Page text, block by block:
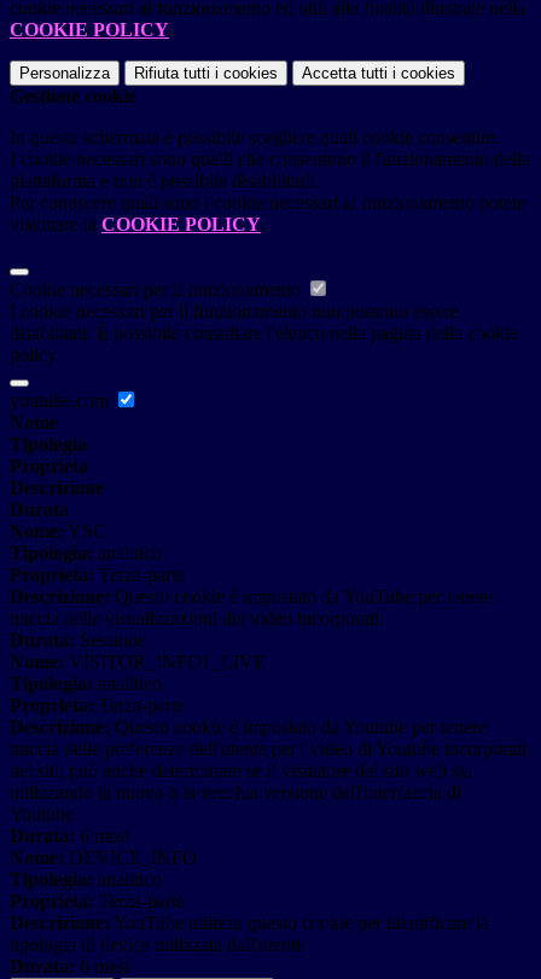
cookie necessari al funzionamento ed utili alle finalità illustrate nella
COOKIE POLICY.
Personalizza Rifiuta tutti i cookies Accetta tutti i cookies
Gestione cookie
In questa schermata è possibile scegliere quali cookie consentire.
I cookie necessari sono quelli che consentono il funzionamento della
piattaforma e non è possibile disabilitarli.
Per conoscere quali sono i cookie necessari al funzionamento potete
visionare la COOKIE POLICY.
Cookie necessari per il funzionamento
I cookie necessari per il funzionamento non possono essere
disabilitati. È possibile consultare l'elenco nella pagina della cookie
policy.
youtube.com
Nome
Tipologia
Proprieta
Descrizione
Durata
Nome: YSC
Tipologia: analitico
Proprieta: Terza-parte
Descrizione: Questo cookie è impostato da YouTube per tenere
traccia delle visualizzazioni dei video incorporati.
Durata: Sessione
Nome: VISITOR_INFO1_LIVE
Tipologia: analitico
Proprieta: Terza-parte
Descrizione: Questo cookie è impostato da Youtube per tenere
traccia delle preferenze dell'utente per i video di Youtube incorporati
nei siti; può anche determinare se il visitatore del sito web sta
utilizzando la nuova o la vecchia versione dell'interfaccia di
Youtube.
Durata: 6 mesi
Nome: DEVICE_INFO
Tipologia: analitico
Proprieta: Terza-parte
Descrizione: YouTube utilizza questo cookie per identificare la
tipologia di device utilizzata dall'utente
Durata: 6 mesi